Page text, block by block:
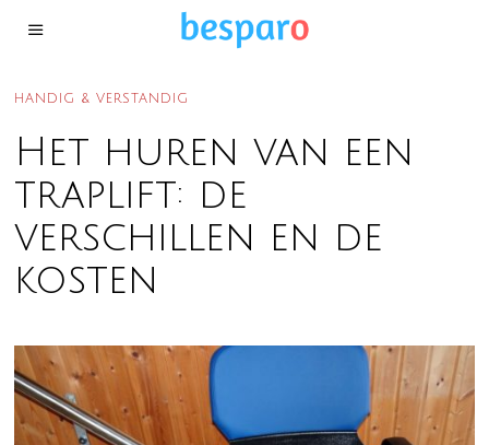
HANDIG & VERSTANDIG
Het huren van een
traplift: de
verschillen en de
kosten